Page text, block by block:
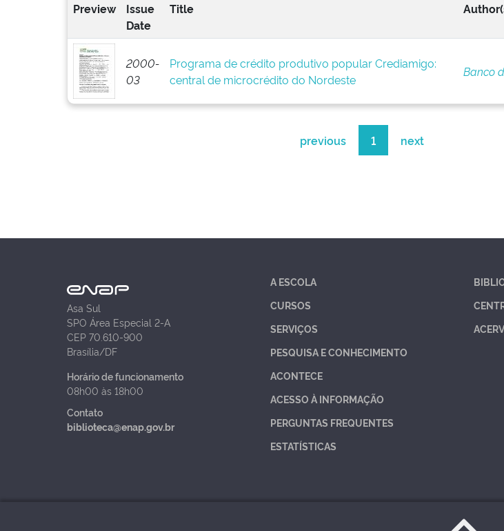
Preview
Issue
Date
Title
2000-
03
Programa de crédito produtivo popular Crediamigo:
central de microcrédito do Nordeste
Banco
previous 1 next
Asa Sul
SPO Área Especial 2-A
CEP 70.610-900
Brasília/DF
Horário de funcionamento
08h00 às 18h00
Contato
biblioteca@enap.gov.br
A ESCOLA
CURSOS
SERVIÇOS
PESQUISA E CONHECIMENTO
ACONTECE
ACESSO À INFORMAÇÃO
PERGUNTAS FREQUENTES
ESTATÍSTICAS